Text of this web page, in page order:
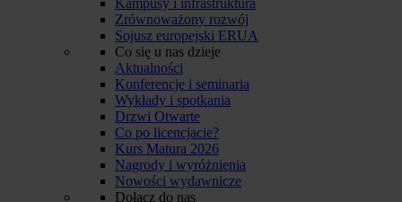
Zrównoważony rozwój
Sojusz europejski ERUA
Co się u nas dzieje
Aktualności
Konferencje i seminaria
Wykłady i spotkania
Drzwi Otwarte
Co po licencjacie?
Kurs Matura 2026
Nagrody i wyróżnienia
Nowości wydawnicze
Dołącz do nas